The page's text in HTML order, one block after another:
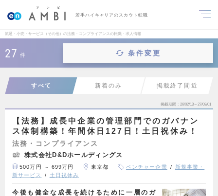
若手ハイキャリアのスカウト転職
流通・小売・サービス（その他）の法務・コンプライアンスの転職・求人情報
27 件 条件変更
すべて 新着のみ 掲載終了間近
掲載期間 26/02/13～27/08/01
【法務】成長中企業の管理部門でのガバナン
ス体制構築！年間休日127日！土日祝休み！
法務・コンプライアンス
株式会社D&Dホールディングス
500万円 ～ 699万円 東京都 ベンチャー企業
新規事業・
新サービス
土日祝休み
今後も健全な成長を続けるために一層のガ